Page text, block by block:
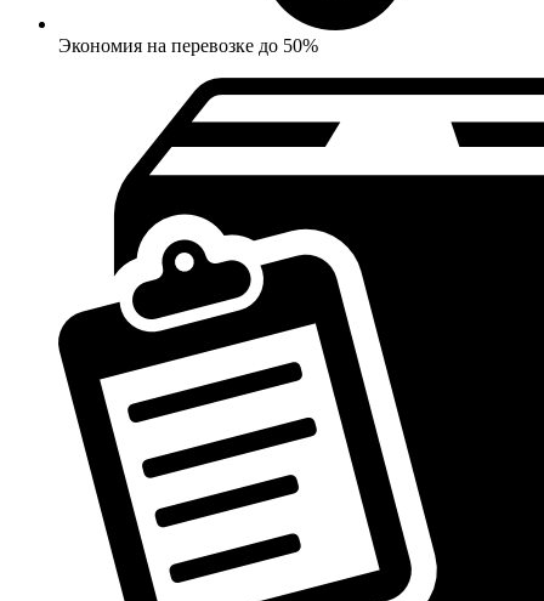
Экономия на перевозке до 50%